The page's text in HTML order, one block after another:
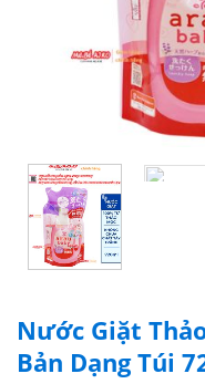
Nước Giặt
Bản Dạng Túi